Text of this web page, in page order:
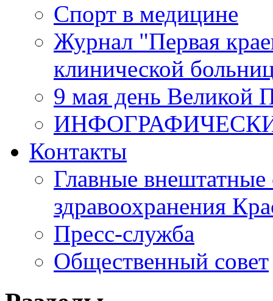
Спорт в медицине
Журнал "Первая
клинической
9 мая день Великой
Контакты
Главные внештатные
здравоохранения
Пресс-служба
Общественный совет